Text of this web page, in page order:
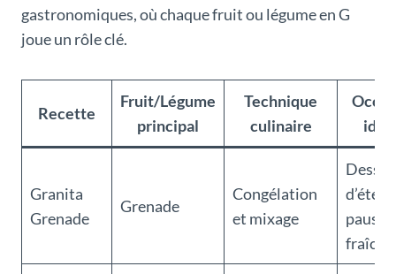
gastronomiques, où chaque fruit ou légume en G
joue un rôle clé.
Recette
Fruit/Légume
principal
Technique
culinaire
Granita
Grenade
Grenade
Congélation
et mixage
d’été,
pause